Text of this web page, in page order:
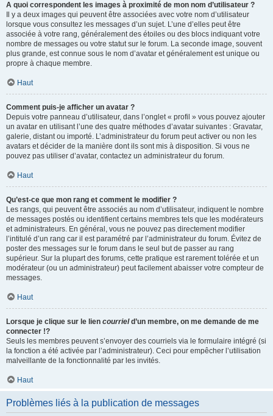
A quoi correspondent les images à proximité de mon nom d’utilisateur ?
Il y a deux images qui peuvent être associées avec votre nom d’utilisateur
lorsque vous consultez les messages d’un sujet. L’une d’elles peut être
associée à votre rang, généralement des étoiles ou des blocs indiquant votre
nombre de messages ou votre statut sur le forum. La seconde image, souvent
plus grande, est connue sous le nom d’avatar et généralement est unique ou
propre à chaque membre.
Haut
Comment puis-je afficher un avatar ?
Depuis votre panneau d’utilisateur, dans l’onglet « profil » vous pouvez ajouter
un avatar en utilisant l’une des quatre méthodes d’avatar suivantes : Gravatar,
galerie, distant ou importé. L’administrateur du forum peut activer ou non les
avatars et décider de la manière dont ils sont mis à disposition. Si vous ne
pouvez pas utiliser d’avatar, contactez un administrateur du forum.
Haut
Qu’est-ce que mon rang et comment le modifier ?
Les rangs, qui peuvent être associés au nom d’utilisateur, indiquent le nombre
de messages postés ou identifient certains membres tels que les modérateurs
et administrateurs. En général, vous ne pouvez pas directement modifier
l’intitulé d’un rang car il est paramétré par l’administrateur du forum. Évitez de
poster des messages sur le forum dans le seul but de passer au rang
supérieur. Sur la plupart des forums, cette pratique est rarement tolérée et un
modérateur (ou un administrateur) peut facilement abaisser votre compteur de
messages.
Haut
Lorsque je clique sur le lien courrield’un membre, on me demande de me
connecter !?
Seuls les membres peuvent s’envoyer des courriels via le formulaire intégré (si
la fonction a été activée par l’administrateur). Ceci pour empêcher l’utilisation
malveillante de la fonctionnalité par les invités.
Haut
Problèmes liés à la publication de messages